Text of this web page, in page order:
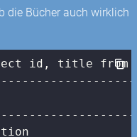
die Bücher auch wirklich
id, title from